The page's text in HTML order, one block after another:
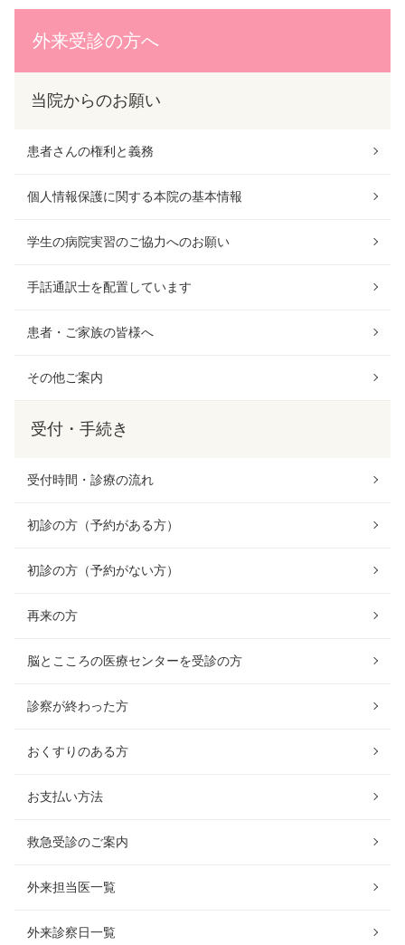
外来受診の方へ
当院からのお願い
患者さんの権利と義務
個人情報保護に関する本院の基本情報
学生の病院実習のご協力へのお願い
手話通訳士を配置しています
患者・ご家族の皆様へ
その他ご案内
受付・手続き
受付時間・診療の流れ
初診の方（予約がある方）
初診の方（予約がない方）
再来の方
脳とこころの医療センターを受診の方
診察が終わった方
おくすりのある方
お支払い方法
救急受診のご案内
外来担当医一覧
外来診察日一覧